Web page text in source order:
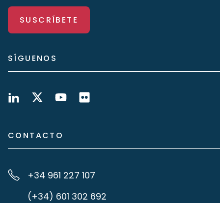
SUSCRÍBETE
SÍGUENOS
CONTACTO
+34 961 227 107
(+34) 601 302 692